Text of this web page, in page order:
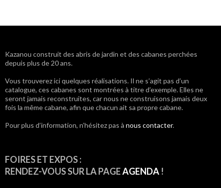
Navigation
des
articles
Kazanou construit des abris de jardin et des cabanes perchées
depuis plus de 20 ans.
Vous trouverez ici quelques réalisations. Il ne s’agit pas d’un
catalogue, ces cabanes sont montrées à titre d’exemple. Elles ne
seront jamais reconstruites, car nous ne construisons jamais deux
fois la même cabane, afin que chacun ait sa propre cabane.
Pour plus d’information, n’hésitez pas à nous contacter.
FOIRES ET EXPOS :
RENDEZ-VOUS SUR LA PAGEAGENDA !